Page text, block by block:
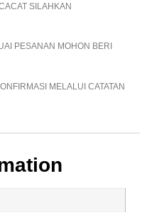
SILAHKAN
PESANAN MOHON BERI
MELALUI CATATAN